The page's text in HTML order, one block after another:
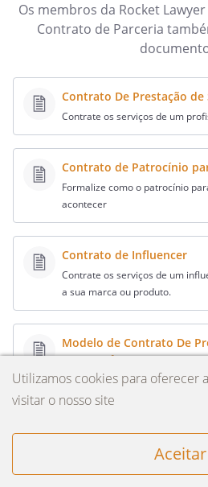
Utilizamos cookies para oferecer
visitar o nosso site
Aceitar
Os membros da Rocket
Contrato de Parceria
Contrato De Prestação de
Contrate os serviços de um
Contrato de Patrocínio
Formalize como o patrocínio
acontecer
Contrato de Influencer
Contrate os serviços de um
a sua marca ou produto.
Modelo de Contrato De
para Autônomo
Contrate os serviços de um
correta
Explore outro Empresas e